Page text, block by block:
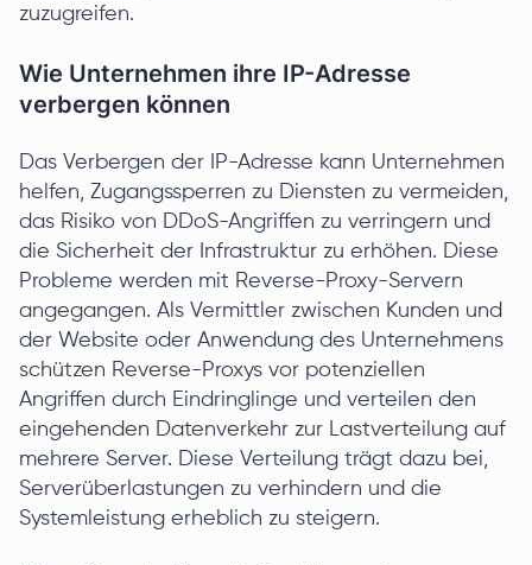
zuzugreifen.
Wie Unternehmen ihre IP-Adresse
verbergen können
Das Verbergen der IP-Adresse kann Unternehmen
helfen, Zugangssperren zu Diensten zu vermeiden,
das Risiko von DDoS-Angriffen zu verringern und
die Sicherheit der Infrastruktur zu erhöhen. Diese
Probleme werden mit Reverse-Proxy-Servern
angegangen. Als Vermittler zwischen Kunden und
der Website oder Anwendung des Unternehmens
schützen Reverse-Proxys vor potenziellen
Angriffen durch Eindringlinge und verteilen den
eingehenden Datenverkehr zur Lastverteilung auf
mehrere Server. Diese Verteilung trägt dazu bei,
Serverüberlastungen zu verhindern und die
Systemleistung erheblich zu steigern.